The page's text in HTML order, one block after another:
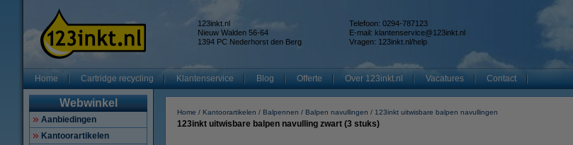
123inkt.nl
Nieuw Walden 56-64
1394 PC Nederhorst den Berg
Telefoon: 0294-787123
E-mail: klantenservice@123inkt.nl
Vragen: 123inkt.nl/help
Home Cartridge recycling Klantenservice Blog Offerte Over 123inkt.nl Vacatures Contact
Webwinkel
Aanbiedingen
Kantoorartikelen
Home Kantoorartikelen Balpennen Balpen navullingen 123inkt uitwisbare balpen navullingen
123inkt uitwisbare balpen navulling zwart (3 stuks)